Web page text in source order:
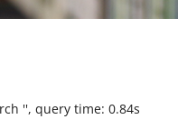
'', query time: 0.84s